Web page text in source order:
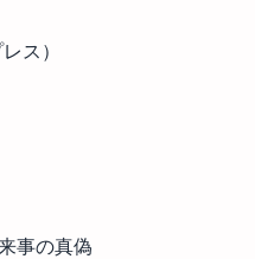
ス）
事の真偽